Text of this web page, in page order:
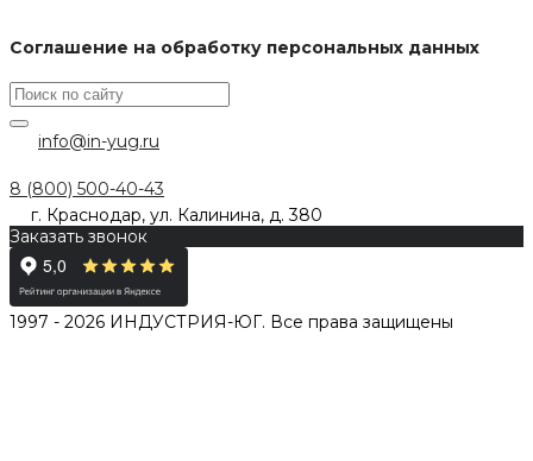
Соглашение на обработку персональных данных
info@in-yug.ru
8 (800) 500-40-43
г. Краснодар, ул. Калинина, д. 380
Заказать звонок
1997 - 2026 ИНДУСТРИЯ-ЮГ. Все права защищены